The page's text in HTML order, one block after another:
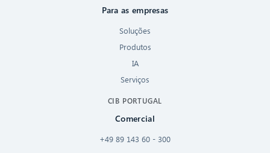
Para as empresas
Soluções
Produtos
IA
Serviços
CIB PORTUGAL
Comercial
+49 89 143 60 - 300